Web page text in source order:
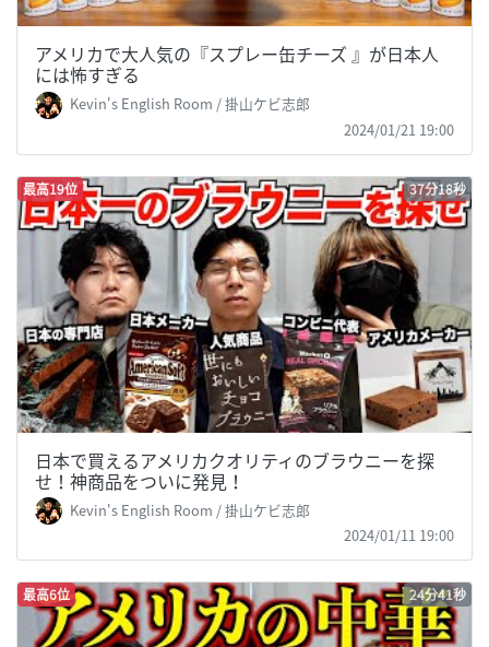
アメリカで大人気の『スプレー缶チーズ 』が日本人
には怖すぎる
Kevin's English Room / 掛山ケビ志郎
2024/01/21 19:00
最高19位 37分18秒
日本で買えるアメリカクオリティのブラウニーを探
せ！神商品をついに発見！
Kevin's English Room / 掛山ケビ志郎
2024/01/11 19:00
最高6位 24分41秒